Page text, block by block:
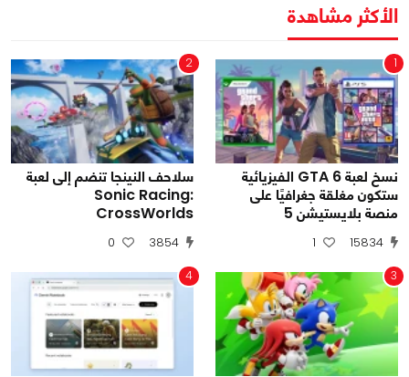
الأكثر مشاهدة
1
نسخ لعبة GTA 6 الفيزيائية
ستكون مغلقة جغرافيًا على
منصة بلايستيشن 5
15834
1
2
سلاحف النينجا تنضم إلى لعبة
Sonic Racing:
CrossWorlds
3854
0
3
4